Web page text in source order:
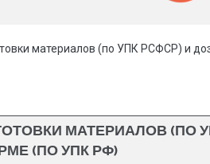
материалов (по УПК РСФСР) и
МАТЕРИАЛОВ (ПО
(ПО УПК РФ)